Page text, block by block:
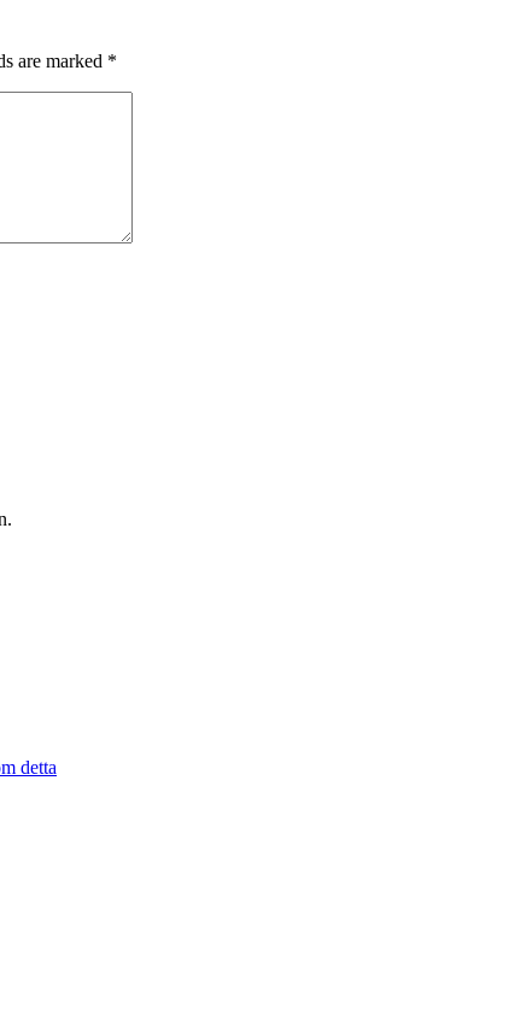
are marked *
detta